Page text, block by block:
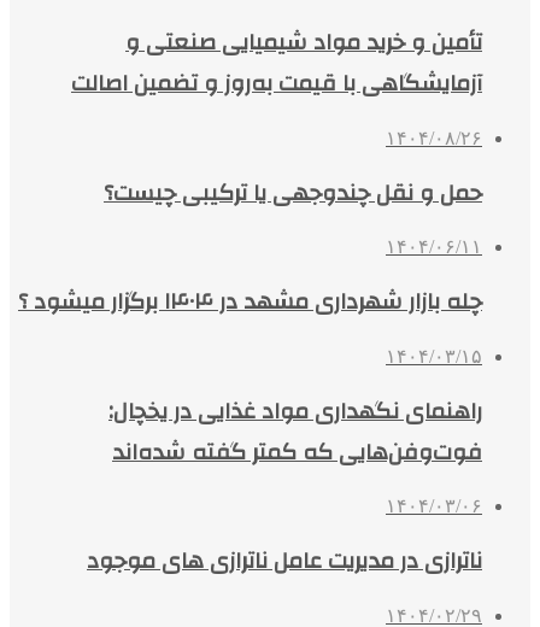
تأمین و خرید مواد شیمیایی صنعتی و
آزمایشگاهی با قیمت به‌روز و تضمین اصالت
۱۴۰۴/۰۸/۲۶
حمل و نقل چندوجهی یا ترکیبی چیست؟
۱۴۰۴/۰۶/۱۱
چله بازار شهرداری مشهد در ۱۴۰۴ برگزار میشود ؟
۱۴۰۴/۰۳/۱۵
راهنمای نگهداری مواد غذایی در یخچال:
فوت‌وفن‌هایی که کمتر گفته شده‌اند
۱۴۰۴/۰۳/۰۶
ناترازی در مدیریت عامل ناترازی های موجود
۱۴۰۴/۰۲/۲۹